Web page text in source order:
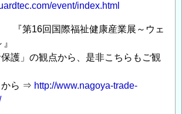
event/index.html
第16回国際福祉健康産業展～ウェ
保護」の観点から、是非こちらもご観
から ⇒ http://www.nagoya-trade-